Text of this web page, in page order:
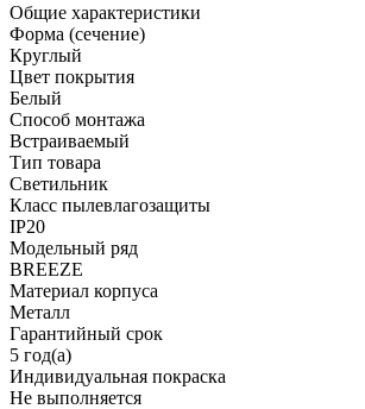
Общие характеристики
Форма (сечение)
Круглый
Цвет покрытия
Белый
Способ монтажа
Встраиваемый
Тип товара
Светильник
Класс пылевлагозащиты
IP20
Модельный ряд
BREEZE
Материал корпуса
Металл
Гарантийный срок
5 год(а)
Индивидуальная покраска
Не выполняется